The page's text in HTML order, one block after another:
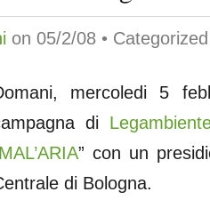
on 05/2/08 •
mercoledi 5
di
MAL’ARIA” con un
di Bologna.